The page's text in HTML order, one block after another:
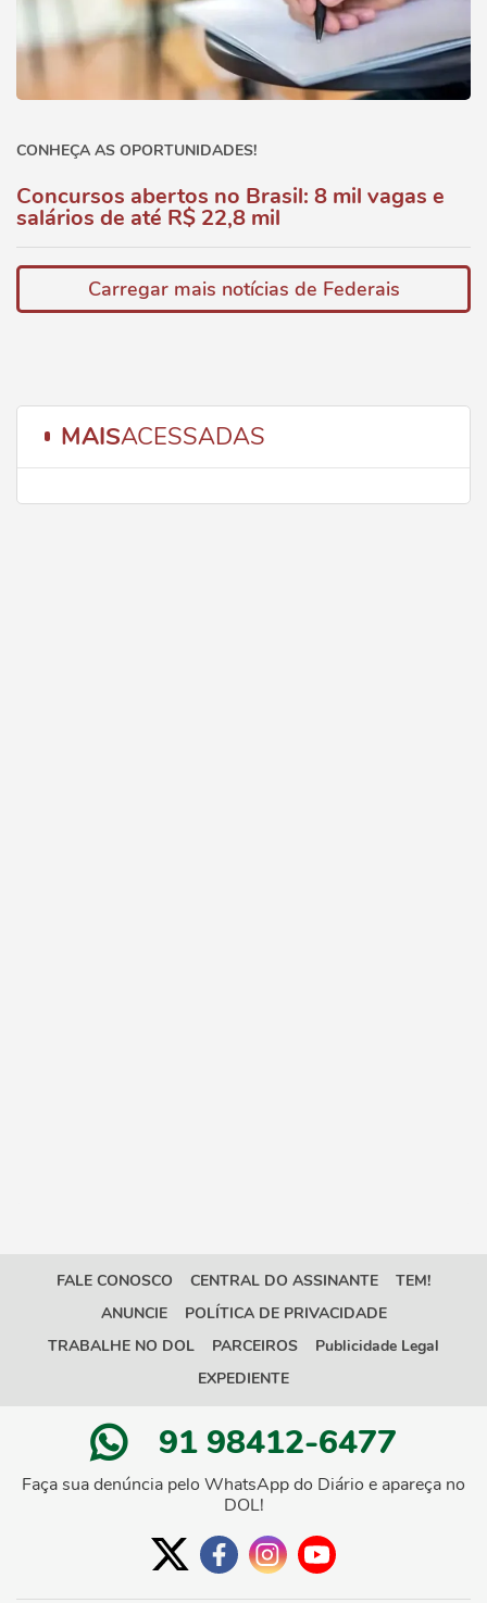
CONHEÇA AS OPORTUNIDADES!
Concursos abertos no Brasil: 8 mil vagas e
salários de até R$ 22,8 mil
Carregar mais notícias de Federais
MAISACESSADAS
FALE CONOSCO CENTRAL DO ASSINANTE
TEM!
ANUNCIE
POLÍTICA DE PRIVACIDADE
TRABALHE NO DOL
PARCEIROS
Publicidade Legal
EXPEDIENTE
91 98412-6477
Faça sua denúncia pelo WhatsApp do Diário e apareça no
DOL!